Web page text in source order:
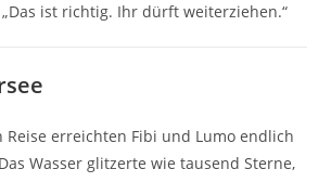
ist richtig. Ihr dürft weiterziehen.“
Reise erreichten Fibi und Lumo endlich
Wasser glitzerte wie tausend Sterne,